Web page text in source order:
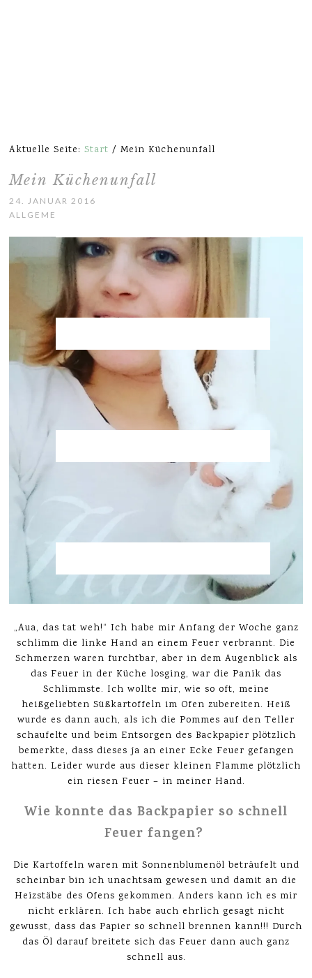
Aktuelle Seite:Start / Mein Küchenunfall
Mein Küchenunfall
24. JANUAR 2016
ALLGEMEIN
„Aua, das tat weh!“ Ich habe mir Anfang der Woche ganz
schlimm die linke Hand an einem Feuer verbrannt. Die
Schmerzen waren furchtbar, aber in dem Augenblick als
das Feuer in der Küche losging, war die Panik das
Schlimmste. Ich wollte mir, wie so oft, meine
heißgeliebten Süßkartoffeln im Ofen zubereiten. Heiß
wurde es dann auch, als ich die Pommes auf den Teller
schaufelte und beim Entsorgen des Backpapier plötzlich
bemerkte, dass dieses ja an einer Ecke Feuer gefangen
hatten. Leider wurde aus dieser kleinen Flamme plötzlich
ein riesen Feuer – in meiner Hand.
Wie konnte das Backpapier so schnell
Feuer fangen?
Die Kartoffeln waren mit Sonnenblumenöl beträufelt und
scheinbar bin ich unachtsam gewesen und damit an die
Heizstäbe des Ofens gekommen. Anders kann ich es mir
nicht erklären. Ich habe auch ehrlich gesagt nicht
gewusst, dass das Papier so schnell brennen kann!!! Durch
das Öl darauf breitete sich das Feuer dann auch ganz
schnell aus.